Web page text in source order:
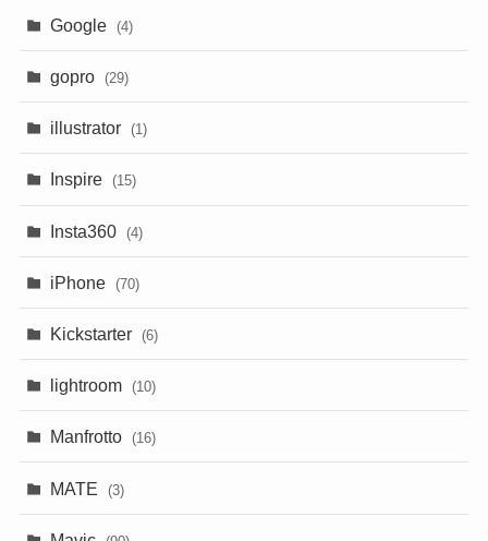
Google (4)
gopro (29)
illustrator (1)
Inspire (15)
Insta360 (4)
iPhone (70)
Kickstarter (6)
lightroom (10)
Manfrotto (16)
MATE (3)